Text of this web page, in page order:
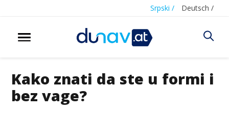
Srpski / Deutsch /
Kako znati da ste u formi i
bez vage?